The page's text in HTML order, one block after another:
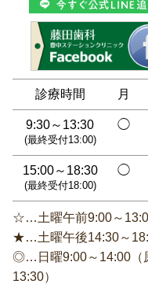
診療時間 月
9:30～13:30
(最終受付13:00)
◯
15:00～18:30
(最終受付18:00)
◯
☆…土曜午前9:00～
★…土曜午後14:30～
◎…日曜9:00～14:00（
13:30）